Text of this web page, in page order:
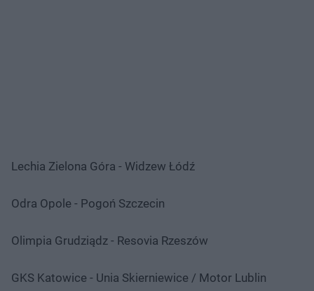
Lechia Zielona Góra - Widzew Łódź
Odra Opole - Pogoń Szczecin
Olimpia Grudziądz - Resovia Rzeszów
GKS Katowice - Unia Skierniewice / Motor Lublin